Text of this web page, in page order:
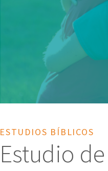
ESTUDIOS BÍBLICOS
Estudio